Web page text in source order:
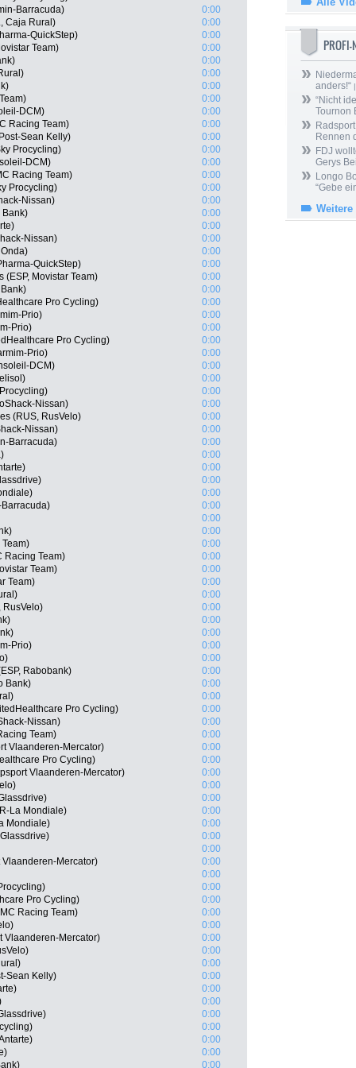
Barracuda)
0:00
Caja Rural)
0:00
QuickStep)
0:00
Team)
0:00
0:00
0:00
0:00
0:00
DCM)
0:00
Racing Team)
0:00
Sean Kelly)
0:00
Procycling)
0:00
DCM)
0:00
Racing Team)
0:00
Procycling)
0:00
Nissan)
0:00
Bank)
0:00
0:00
Nissan)
0:00
0:00
QuickStep)
0:00
Movistar Team)
0:00
0:00
Pro Cycling)
0:00
Prio)
0:00
Prio)
0:00
Pro Cycling)
0:00
Prio)
0:00
DCM)
0:00
0:00
0:00
Nissan)
0:00
(RUS, RusVelo)
0:00
Nissan)
0:00
Barracuda)
0:00
0:00
0:00
0:00
0:00
0:00
0:00
0:00
0:00
Racing Team)
0:00
Team)
0:00
Team)
0:00
0:00
RusVelo)
0:00
0:00
0:00
Prio)
0:00
0:00
Rabobank)
0:00
Bank)
0:00
0:00
Pro Cycling)
0:00
Nissan)
0:00
Team)
0:00
Vlaanderen-Mercator)
0:00
Pro Cycling)
0:00
Vlaanderen-Mercator)
0:00
0:00
0:00
La Mondiale)
0:00
Mondiale)
0:00
0:00
0:00
Mercator)
0:00
0:00
0:00
Pro Cycling)
0:00
Racing Team)
0:00
0:00
Vlaanderen-Mercator)
0:00
0:00
0:00
Sean Kelly)
0:00
0:00
0:00
0:00
0:00
0:00
0:00
0:00
anders!“
“Nicht
Tournon
Rennen
FDJ
Gerys
Longo
“Gebe
Weitere